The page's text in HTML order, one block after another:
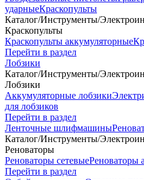
ударныеКраскопульты
Каталог/Инструменты/
Краскопульты
Краскопульты аккумуляторные
Перейти в раздел
Лобзики
Каталог/Инструменты/
Лобзики
Аккумуляторные лобзики
для лобзиков
Перейти в раздел
Ленточные шлифмашины
Каталог/Инструменты/
Реноваторы
Реноваторы сетевыеРеноваторы
Перейти в раздел